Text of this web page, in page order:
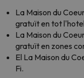
La Maison du
gratuït en tot
La Maison du
gratuït en zones
El La Maison du
Fi.